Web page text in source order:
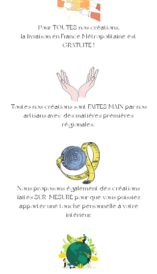
Pour TOUTES nos créations,
la livraison en France Métropolitaine est
GRATUITE !
Toutes nos créations sont FAITES MAIN par nos
artisans avec des matières premières
régionales.
Nous proposons également des créations
faites SUR-MESURE pour que vous puissiez
apporter une touche personnelle à votre
intérieur.